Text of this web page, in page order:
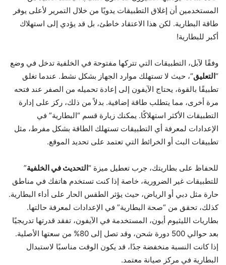
المستخدمين أن إغلاق التطبيقات يدويًا من خلال التمرير لأعلى يوفر
طاقة البطارية. لكن هذا الاعتقاد خاطئ، بل قد يؤدي إلى استهلاك
أكبر للبطارية!
وفقًا لآبل، التطبيقات التي تتركها مفتوحة في الخلفية تدخل في وضع
“التعليق“، حيث لا تستهلك موارد الجهاز بشكل نشط. عندما تغلق
تطبيقًا بالقوة، يحتاج الآيفون إلى إعادة تحميله من الصفر عند فتحه
مرة أخرى، مما يتطلب طاقة إضافية. بدلاً من ذلك، ركز على إدارة
التطبيقات الأكثر استهلاكًا. يمكنك زيارة قسم “البطارية” في
الإعدادات لمعرفة أي التطبيقات تستهلك الطاقة بشكل مفرط، مثل
تطبيقات البث أو الخرائط التي تعتمد على تحديد الموقع.
للحفاظ على بطاريتك، جرب تعطيل ميزة “التحديث في الخلفية”
للتطبيقات غير الضرورية، خاصة إذا كنت تستخدم هاتفك في مناطق
حارة مثل دبي أو الرياض، حيث يؤثر الطقس الحار على أداء البطارية.
كذلك، تحقق من “صحة البطارية” في الإعدادات لمعرفة حالتها.
بطاريات الليثيوم أيون، المستخدمة في الآيفون، تفقد قدرتها تدريجيًا
بعد حوالي 500 دورة شحن، وقد تصل إلى 80% من سعتها الأصلية.
إذا كانت النسبة منخفضة جدًا، قد يكون الوقت مناسبًا لاستبدال
البطارية في مركز صيانة معتمد.